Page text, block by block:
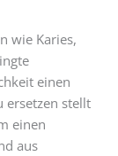
wie Karies,
einen
ersetzen stellt
einen
aus